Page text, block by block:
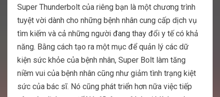
Super Thunderbolt của riêng bạn là một chương trình
tuyệt vời dành cho những bệnh nhân cung cấp dịch vụ
tìm kiếm và cả những người đang thay đổi y tế có khả
năng. Bằng cách tạo ra một mục để quản lý các dữ
kiện sức khỏe của bệnh nhân, Super Bolt làm tăng
niềm vui của bệnh nhân cũng như giảm tình trạng kiệt
sức của bác sĩ. Nó cũng phát triển hơn nữa việc tiếp